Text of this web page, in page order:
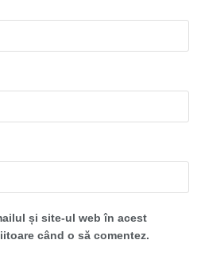
și site-ul web în acest
când o să comentez.